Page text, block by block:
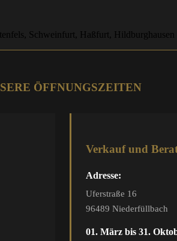
Schweinfurt, Haßfurt,
ÖFFNUNGSZEITEN
Verkauf und
Adresse:
Uferstraße 16
96489 Niederfüllbach
01. März bis 31.